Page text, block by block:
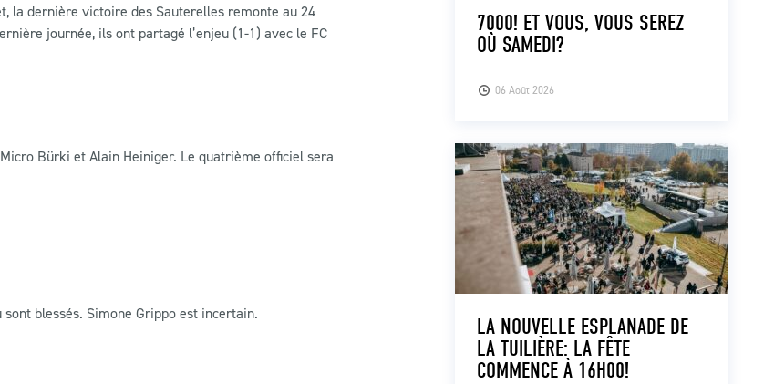
la dernière victoire des Sauterelles remonte au 24
journée, ils ont partagé l’enjeu (1-1) avec le FC
Bürki et Alain Heiniger. Le quatrième officiel sera
blessés. Simone Grippo est incertain.
06 Août 2026
7000! ET VOUS, VOUS SEREZ
OÙ SAMEDI?
LA NOUVELLE ESPLANADE DE
LA TUILIÈRE: LA FÊTE
COMMENCE À 16H00!